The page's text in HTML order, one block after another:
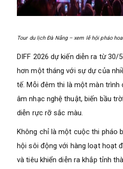
Tour du lịch Đà Nẵng – xem lễ hội pháo
DIFF 2026 dự kiến diễn ra từ 30/
hơn một tháng với sự dự của
tế. Mỗi đêm thi là một màn trình
âm nhạc nghệ thuật, biến bầu
diễn rực rỡ sắc màu.
Không chỉ là một cuộc thi pháo
hội sôi động với hàng loạt hoạt
và tiêu khiển diễn ra khắp tỉnh